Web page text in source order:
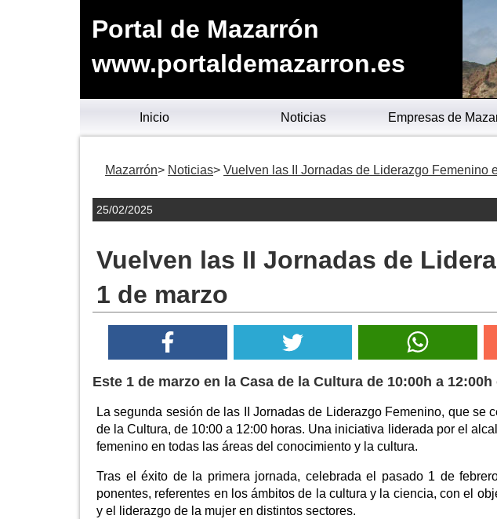
Portal de Mazarrón
www.portaldemazarron.es
Inicio Noticias Empresas de
Mazarrón Noticias Vuelven las II Jornadas de Liderazgo Femenino
25/02/2025
Vuelven las II Jornadas de
1 de marzo
Este 1 de marzo en la Casa de la Cultura de 10:00h a 12:00h
La segunda sesión de las II Jornadas de Liderazgo Femenino, que se
de la Cultura, de 10:00 a 12:00 horas. Una iniciativa liderada por el
femenino en todas las áreas del conocimiento y la cultura.
Tras el éxito de la primera jornada, celebrada el pasado 1 de
ponentes, referentes en los ámbitos de la cultura y la ciencia, con el
y el liderazgo de la mujer en distintos sectores.